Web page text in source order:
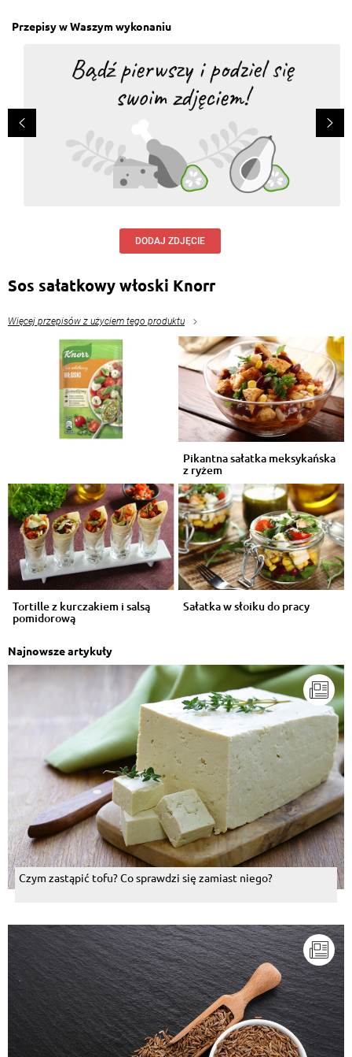
Przepisy w Waszym wykonaniu
DODAJ ZDJĘCIE
Sos sałatkowy włoski Knorr
Więcej przepisów z użyciem tego produktu
Pikantna sałatka meksykańska
z ryżem
Tortille z kurczakiem i salsą
pomidorową
Sałatka w słoiku do pracy
Najnowsze artykuły
Czym zastąpić tofu? Co sprawdzi się zamiast niego?